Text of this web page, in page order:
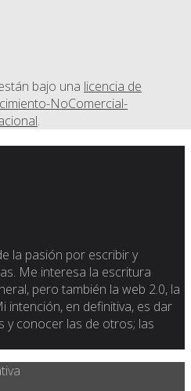
bajo una licencia de
NoComercial-
.
la pasión por escribir y
Me interesa la escritura
pero también la web 2.0, la
intención, en definitiva, es dar
y conocer las de otros; las